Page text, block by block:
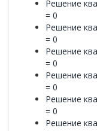
Решение
= 0
Решение
= 0
Решение
= 0
Решение
= 0
Решение
= 0
Решение